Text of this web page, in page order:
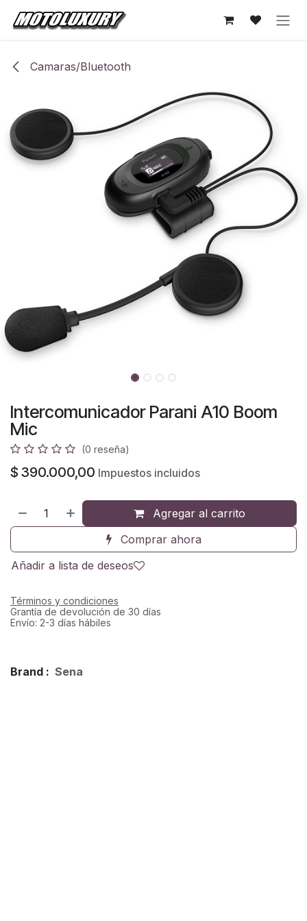
Ir al contenido
Camaras/Bluetooth
Intercomunicador Parani A10 Boom
Mic
(0 reseña)
$ 390.000,00 Impuestos incluidos
Agregar al carrito
Comprar ahora
Añadir a lista de deseos
Términos y condiciones
Grantía de devolución de 30 días
Envío: 2-3 días hábiles
Brand : Sena